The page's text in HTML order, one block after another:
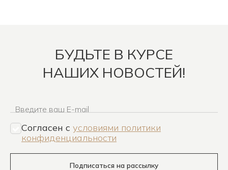
БУДЬТЕ В КУРСЕ
НАШИХ НОВОСТЕЙ!
Введите ваш E-mail
Согласен c условиями политики
конфиденциальности
Подписаться на рассылку